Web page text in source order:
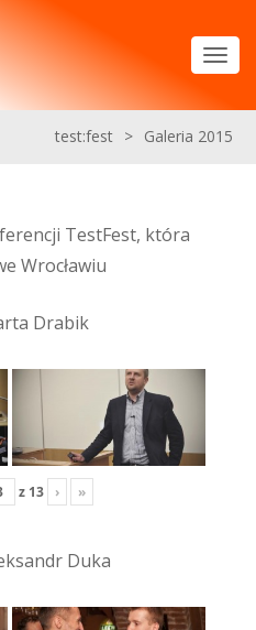
test:fest > Galeria 2015
TestFest, która
Wrocławiu
Drabik
z 13 › »
Duka